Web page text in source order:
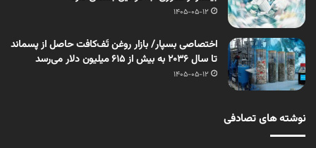
1405-05-12
اختصاصی بسپار/ بازار روغن تَف‌کافت حاصل از پسماند
تا سال ۲۰۳۶ به بیش از ۶۱۵ میلیون دلار می‌رسد
1405-05-12
نوشته های تصادفی